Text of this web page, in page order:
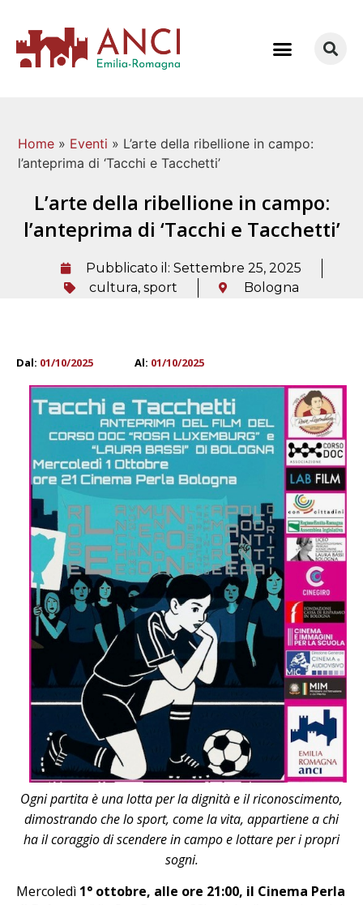
Home » Eventi » L’arte della ribellione in campo:
l’anteprima di ‘Tacchi e Tacchetti’
L’arte della ribellione in campo:
l’anteprima di ‘Tacchi e Tacchetti’
Pubblicato il: Settembre 25, 2025
cultura, sport Bologna
Dal: 01/10/2025 Al: 01/10/2025
Ogni partita è una lotta per la dignità e il riconoscimento,
dimostrando che lo sport, come la vita, appartiene a chi
ha il coraggio di scendere in campo e lottare per i propri
sogni.
Mercoledì 1° ottobre, alle ore 21:00, il Cinema Perla